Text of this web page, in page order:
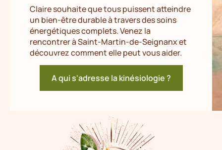
Claire souhaite que tous puissent atteindre
un bien-être durable à travers des soins
énergétiques complets. Venez la
rencontrer à Saint-Martin-de-Seignanx et
découvrez comment elle peut vous aider.
A qui s'adresse la kinésiologie ?